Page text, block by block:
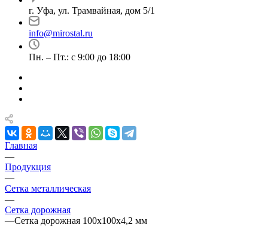
г. Уфа, ул. Трамвайная, дом 5/1
info@mirostal.ru
Пн. – Пт.: с 9:00 до 18:00
Главная
—
Продукция
—
Сетка металлическая
—
Сетка дорожная
—Сетка дорожная 100х100х4,2 мм